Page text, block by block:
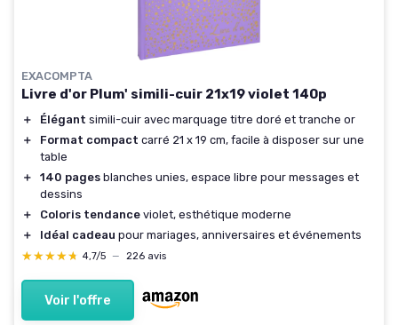
EXACOMPTA
Livre d'or Plum' simili-cuir 21x19 violet 140p
＋ Élégant simili-cuir avec marquage titre doré et tranche or
＋
Format compact carré 21 x 19 cm, facile à disposer sur une
table
＋
140 pages blanches unies, espace libre pour messages et
dessins
＋
Coloris tendance violet, esthétique moderne
＋
Idéal cadeau pour mariages, anniversaires et événements
★★★★★
★★★★★ 4,7/5 — 226 avis
Voir l'offre